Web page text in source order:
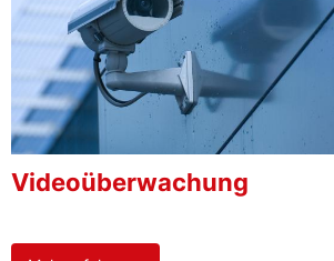
Videoüberwachung